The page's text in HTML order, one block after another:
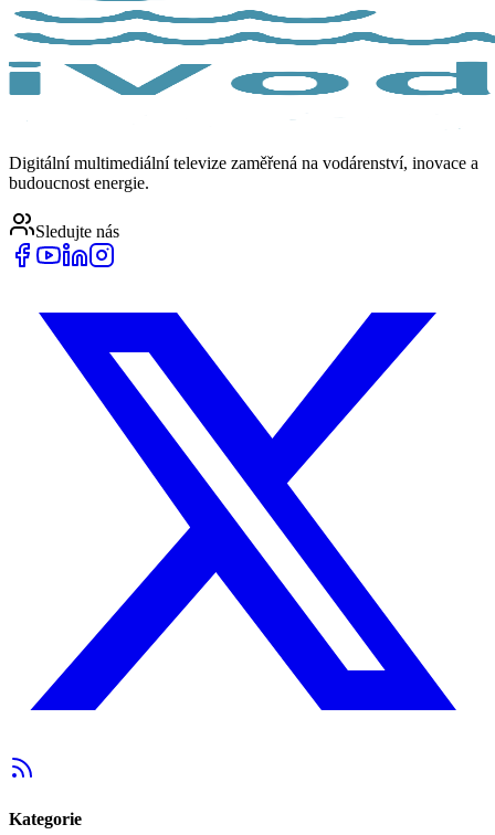
Digitální multimediální televize zaměřená na vodárenství, inovace a
budoucnost energie.
Sledujte nás
Kategorie